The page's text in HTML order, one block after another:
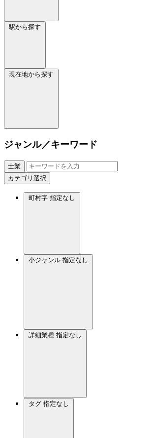
駅から探す
現在地から探す
ジャンル／キーワード
士業
カテゴリ選択
町村字 指定なし
小ジャンル 指定なし
詳細業種 指定なし
タグ 指定なし